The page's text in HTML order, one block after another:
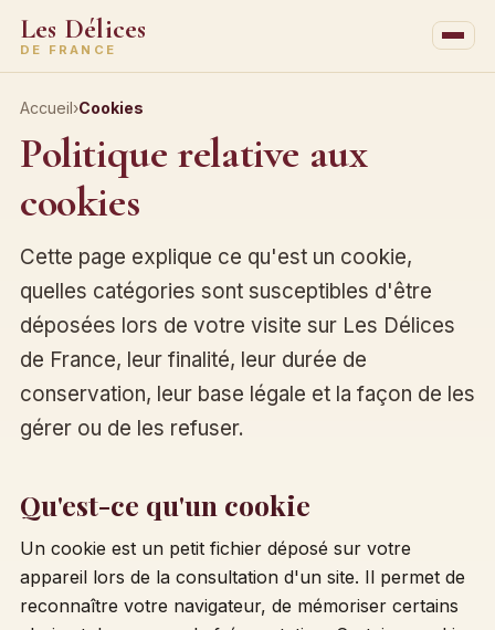
Les Délices
DE FRANCE
Accueil›Cookies
Politique relative aux
cookies
Cette page explique ce qu'est un cookie,
quelles catégories sont susceptibles d'être
déposées lors de votre visite sur Les Délices
de France, leur finalité, leur durée de
conservation, leur base légale et la façon de les
gérer ou de les refuser.
Qu'est-ce qu'un cookie
Un cookie est un petit fichier déposé sur votre
appareil lors de la consultation d'un site. Il permet de
reconnaître votre navigateur, de mémoriser certains